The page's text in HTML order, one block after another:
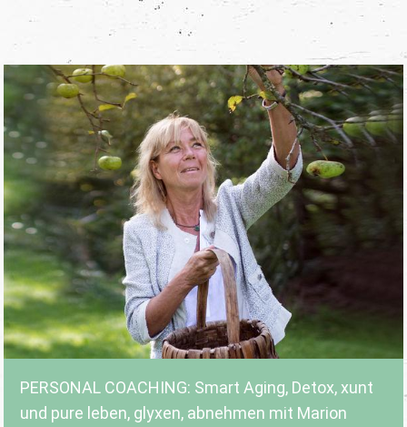
PERSONAL COACHING: Smart Aging, Detox, xunt
und pure leben, glyxen, abnehmen mit Marion